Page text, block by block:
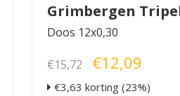
Grimbergen
Doos 12x0,30
€15,72 €12,09
€3,63 korting (23%)